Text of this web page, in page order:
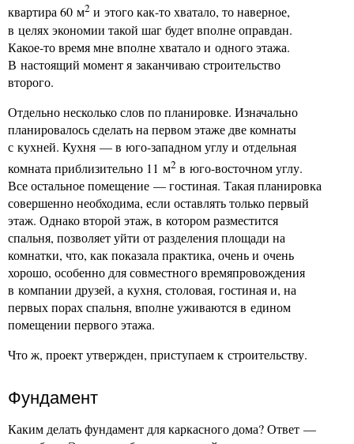
квартира 60 м2 и этого как-то хватало, то наверное,
в целях экономии такой шаг будет вполне оправдан.
Какое-то время мне вполне хватало и одного этажа.
В настоящий момент я заканчиваю строительство
второго.
Отдельно несколько слов по планировке. Изначально
планировалось сделать на первом этаже две комнаты
с кухней. Кухня — в юго-западном углу и отдельная
комната приблизительно 11 м2 в юго-восточном углу.
Все остальное помещение — гостиная. Такая планировка
совершенно необходима, если оставлять только первый
этаж. Однако второй этаж, в котором разместится
спальня, позволяет уйти от разделения площади на
комнатки, что, как показала практика, очень и очень
хорошо, особенно для совместного времяпровождения
в компании друзей, а кухня, столовая, гостиная и, на
первых порах спальня, вполне уживаются в едином
помещении первого этажа.
Что ж, проект утвержден, приступаем к строительству.
Фундамент
Каким делать фундамент для каркасного дома? Ответ —